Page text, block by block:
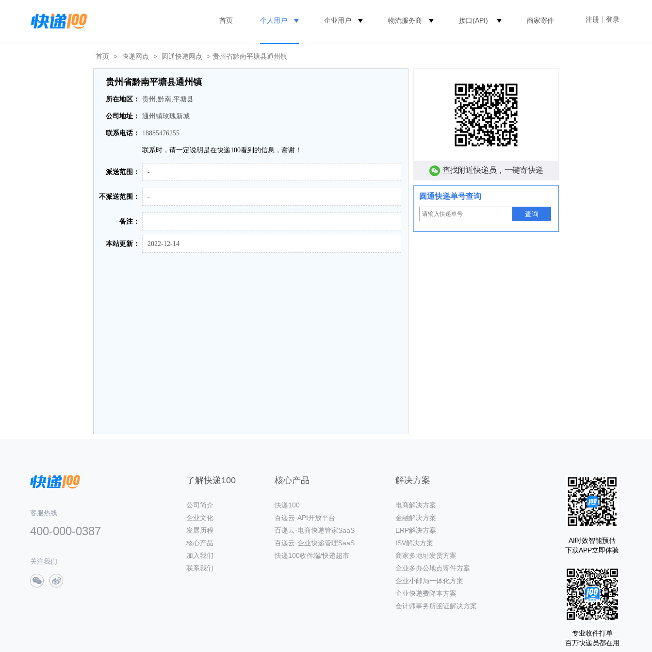
注册 登录
首页 个人用户 企业用户 物流服务商 接口(API) 商家寄件
首页 > 快递网点 > 圆通快递网点 > 贵州省黔南平塘县通州镇
贵州省黔南平塘县通州镇
所在地区： 贵州,黔南,平塘县
公司地址： 通州镇玫瑰新城
联系电话： 18885476255
联系时，请一定说明是在快递100看到的信息，谢谢！
派送范围： -
不派送范围： -
备注： -
本站更新： 2022-12-14
查找附近快递员，一键寄快递
圆通快递单号查询
查询
客服热线
400-000-0387
关注我们
了解快递100
公司简介
企业文化
发展历程
核心产品
加入我们
联系我们
核心产品
快递100
百递云·API开放平台
百递云·电商快递管家SaaS
百递云·企业快递管理SaaS
快递100收件端/快递超市
解决方案
电商解决方案
金融解决方案
ERP解决方案
ISV解决方案
商家多地址发货方案
企业多办公地点寄件方案
企业小邮局一体化方案
企业快递费降本方案
会计师事务所函证解决方案
AI时效智能预估
下载APP立即体验
专业收件打单
百万快递员都在用